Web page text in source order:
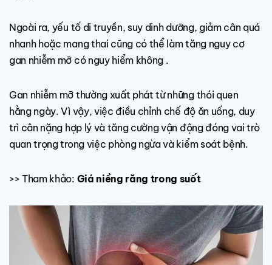
Ngoài ra, yếu tố di truyền, suy dinh dưỡng, giảm cân quá
nhanh hoặc mang thai cũng có thể làm tăng nguy cơ
gan nhiễm mỡ có nguy hiểm không .
Gan nhiễm mỡ thường xuất phát từ những thói quen
hằng ngày. Vì vậy, việc điều chỉnh chế độ ăn uống, duy
trì cân nặng hợp lý và tăng cường vận động đóng vai trò
quan trọng trong việc phòng ngừa và kiểm soát bệnh.
>> Tham khảo: Giá niềng răng trong suốt